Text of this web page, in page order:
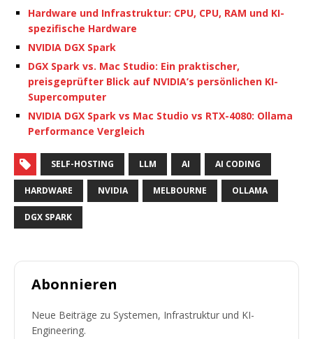
Hardware und Infrastruktur: CPU, CPU, RAM und KI-
spezifische Hardware
NVIDIA DGX Spark
DGX Spark vs. Mac Studio: Ein praktischer,
preisgeprüfter Blick auf NVIDIA’s persönlichen KI-
Supercomputer
NVIDIA DGX Spark vs Mac Studio vs RTX-4080: Ollama
Performance Vergleich
SELF-HOSTING LLM AI AI CODING
HARDWARE NVIDIA MELBOURNE OLLAMA
DGX SPARK
Abonnieren
Neue Beiträge zu Systemen, Infrastruktur und KI-
Engineering.